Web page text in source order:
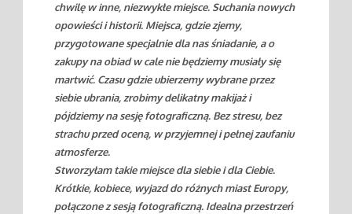
chwilę w inne, niezwykłe miejsce. Suchania nowych
opowieści i historii. Miejsca, gdzie zjemy,
przygotowane specjalnie dla nas śniadanie, a o
zakupy na obiad w cale nie będziemy musiały się
martwić. Czasu gdzie ubierzemy wybrane przez
siebie ubrania, zrobimy delikatny makijaż i
pójdziemy na sesję fotograficzną. Bez stresu, bez
strachu przed oceną, w przyjemnej i pełnej zaufaniu
atmosferze.
Stworzyłam takie miejsce dla siebie i dla Ciebie.
Krótkie, kobiece, wyjazd do różnych miast Europy,
połączone z sesją fotograficzną. Idealna przestrzeń